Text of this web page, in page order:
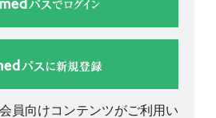
員向けコンテンツがご利用い